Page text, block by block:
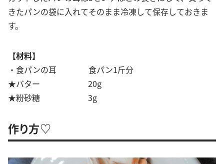
きたパンの袋に入れてそのまま冷凍して保存しておきま
す。
【材料】
・食パンの耳 食パン1斤分
★バター 20g
★粉砂糖 3g
作り方♡